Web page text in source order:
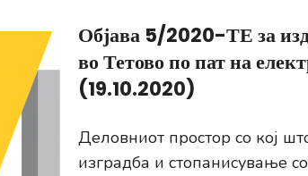
Објава 5/2020-ТЕ за
во Тетово по пат на
(19.10.2020)
Деловниот простор со кој
изградба и стопанисување